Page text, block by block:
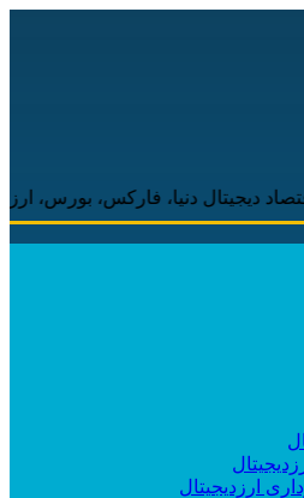
دنیا، فارکس، بورس، ارزهای
ارزدیجیتال